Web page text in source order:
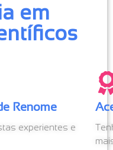
em
Renome
experientes e